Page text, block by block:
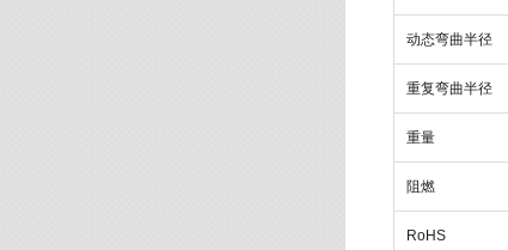
动态弯曲半径
重复弯曲半径
重量
阻燃
RoHS